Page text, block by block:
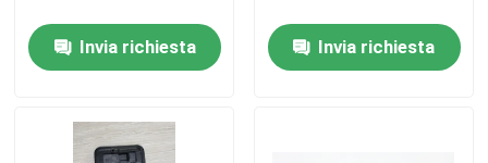
Controllo di qualità
Richiedere un preventivo
Invia richiesta Invia richiesta